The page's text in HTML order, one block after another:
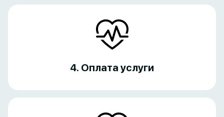
4. Оплата услуги